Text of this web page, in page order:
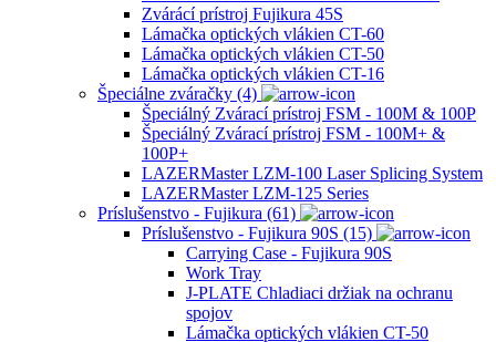
Zvárácí prístroj Fujikura 45S
Lámačka optických vlákien CT-60
Lámačka optických vlákien CT-50
Lámačka optických vlákien CT-16
Špeciálne zváračky (4)
Špeciálný Zvárací prístroj FSM - 100M & 100P
Špeciálný Zvárací prístroj FSM - 100M+ &
100P+
LAZERMaster LZM-100 Laser Splicing System
LAZERMaster LZM-125 Series
Príslušenstvo - Fujikura (61)
Príslušenstvo - Fujikura 90S (15)
Carrying Case - Fujikura 90S
Work Tray
J-PLATE Chladiaci držiak na ochranu
spojov
Lámačka optických vlákien CT-50